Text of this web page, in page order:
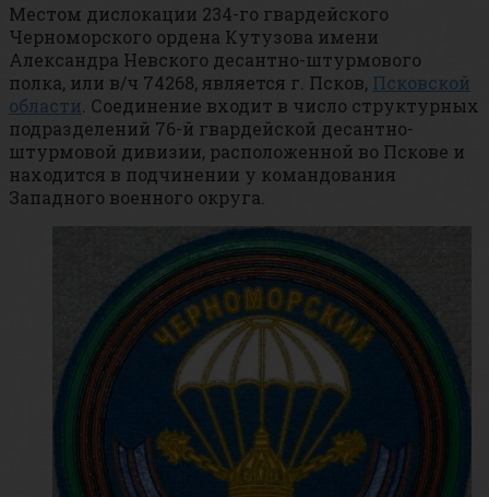
Местом дислокации 234-го гвардейского
Черноморского ордена Кутузова имени
Александра Невского десантно-штурмового
полка, или в/ч 74268, является г. Псков, Псковской
области . Соединение входит в число структурных
подразделений 76-й гвардейской десантно-
штурмовой дивизии, расположенной во Пскове и
находится в подчинении у командования
Западного военного округа.